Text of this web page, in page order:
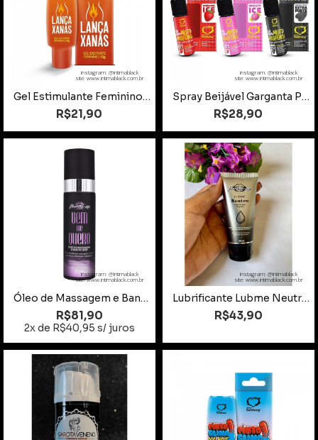
instagram: @intimablack
site: www.intimablack.com.br
Gel Estimulante Feminino 15g
R$21,90
instagram: @intimablack
site: www.intimablack.com.br
Spray Beijável Garganta Profunda Ice 15ml
R$28,90
instagram: @intimablack
site: www.intimablack.com.br
Óleo de Massagem e Banho Bem Me Quero Lush 120ml
R$81,90
2x de R$40,95 s/ juros
instagram: @intimablack
site: www.intimablack.com.br
Lubrificante Lubme Neutro Beijável 60ml
R$43,90